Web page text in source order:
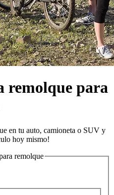
remolque para
en tu auto, camioneta o SUV y
hoy mismo!
remolque